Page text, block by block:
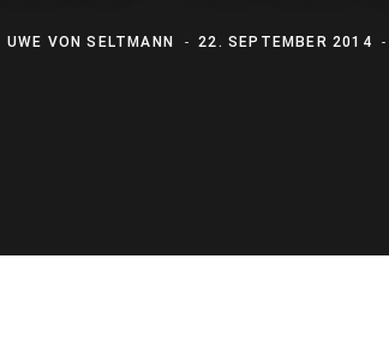
UWE VON SELTMANN 22. SEPTEMBER 2014